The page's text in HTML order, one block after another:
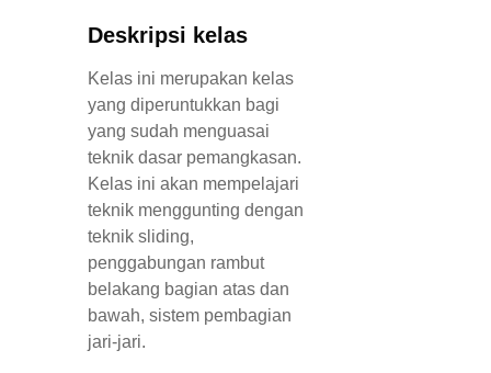
Deskripsi kelas
Kelas ini merupakan kelas
yang diperuntukkan bagi
yang sudah menguasai
teknik dasar pemangkasan.
Kelas ini akan mempelajari
teknik menggunting dengan
teknik sliding,
penggabungan rambut
belakang bagian atas dan
bawah, sistem pembagian
jari-jari.